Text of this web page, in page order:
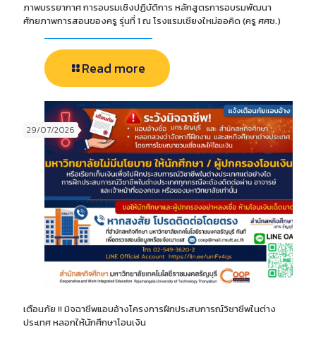
ภาพบรรยากาศ การอบรมเชิงปฏิบัติการ หลักสูตรการอบรมพัฒนา
ศักยภาพการสอนของครู รุ่นที่ 1 ณ โรงแรมเชียงใหม่ออคิด (ครู ศศช.)
Read more
29/07/2026
เตือนภัย !! มิจฉาชีพแอบอ้างโครงการฝึกประสบการณ์วิชาชีพในต่าง
ประเทศ หลอกให้นักศึกษาโอนเงิน